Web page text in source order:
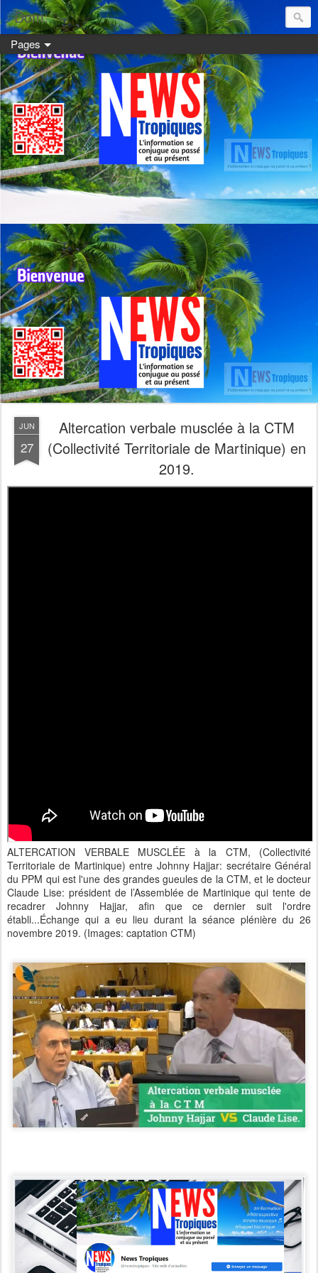
Dom:
Pages
JUN
27
Altercation verbale musclée à la CTM
(Collectivité Territoriale de Martinique) en
2019.
ALTERCATION VERBALE MUSCLÉE à la CTM, (Collectivité
Territoriale de Martinique) entre Johnny Hajjar: secrétaire Général
du PPM qui est l'une des grandes gueules de la CTM, et le docteur
Claude Lise: président de l’Assemblée de Martinique qui tente de
recadrer Johnny Hajjar, afin que ce dernier suit l'ordre
établi...Échange qui a eu lieu durant la séance plénière du 26
novembre 2019. (Images: captation CTM)